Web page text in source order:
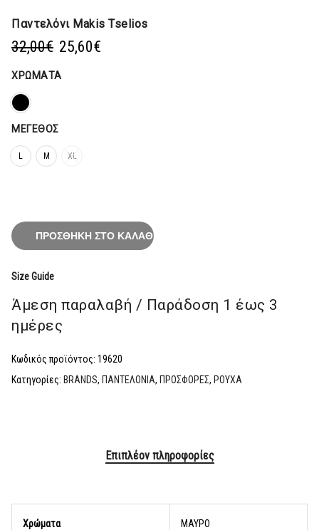
Παντελόνι Makis Tselios
32,00€ Original
was:
25,60€
ΧΡΏΜΑΤΑ
ΜΈΓΕΘΟΣ
L M XL
ΠΡΟΣΘΉΚΗ ΣΤΟ ΚΑΛΆΘΙ
Size Guide
Άμεση παραλαβή / Παράδoση 1 έως 3
ημέρες
Κωδικός προϊόντος: 19620
Κατηγορίες: BRANDS, ΠΑΝΤΕΛΟΝΙΑ, ΠΡΟΣΦΟΡΕΣ, ΡΟΥΧΑ
Επιπλέον πληροφορίες
Χρώματα ΜΑΥΡΟ